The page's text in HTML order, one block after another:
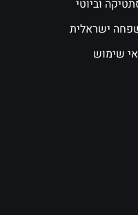
וביוטי
ישראלית
שימוש